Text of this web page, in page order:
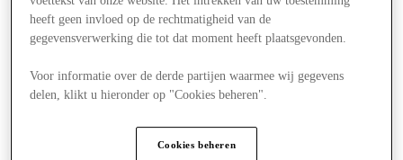
heeft geen invloed op de rechtmatigheid van de
gegevensverwerking die tot dat moment heeft plaatsgevonden.
Voor informatie over de derde partijen waarmee wij gegevens
delen, klikt u hieronder op "Cookies beheren".
Cookies beheren